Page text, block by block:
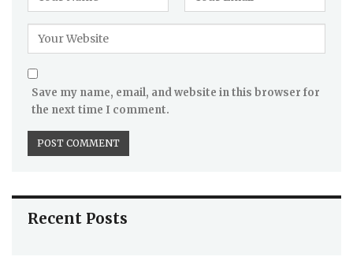
Save my name, email, and website in this browser for
the next time I comment.
Recent Posts